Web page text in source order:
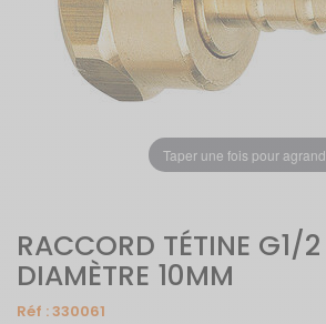
Taper une fois pour
RACCORD TÉTINE G1/
DIAMÈTRE 10MM
Réf :330061